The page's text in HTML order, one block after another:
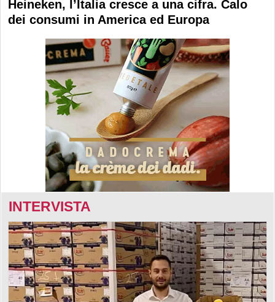
Heineken, l’Italia cresce a una cifra. Calo
dei consumi in America ed Europa
INTERVISTA